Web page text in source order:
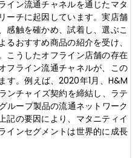
イン流通チャネルを通じたマタ
ーチに起因しています。実店舗
感触を確かめ、試着し、選ぶこ
おすすめ商品の紹介を受け、
こうしたオフライン店舗の存在
フライン流通チャネルが、この
す。例えば、2020年1月、H&M
ンチャイズ契約を締結し、ラテ
ループ製品の流通ネットワーク
記の要因により、マタニティイ
インセグメントは世界的に成長